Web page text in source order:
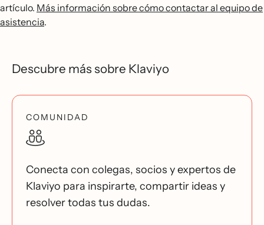
artículo. Más información sobre cómo contactar al equipo de
asistencia.
Descubre más sobre Klaviyo
COMUNIDAD
Conecta con colegas, socios y expertos de
Klaviyo para inspirarte, compartir ideas y
resolver todas tus dudas.